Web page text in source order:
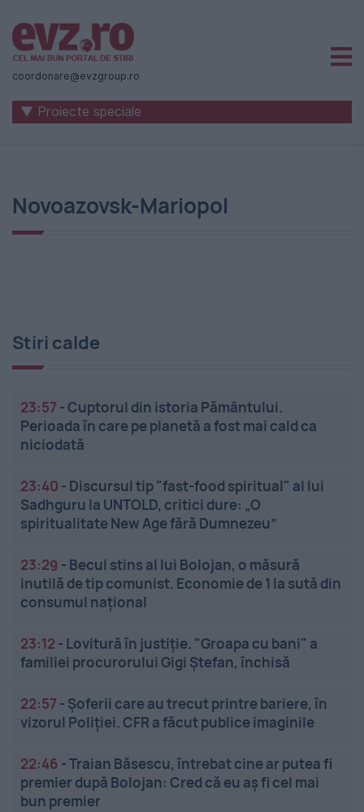
Știri
naționale
internaționale
-
Evenimentul
coordonare@evzgroup.ro
▼ Proiecte speciale
Novoazovsk-Mariopol
Stiri calde
23:57 -Cuptorul din istoria Pământului.
Perioada în care pe planetă a fost mai cald ca
niciodată
23:40 - Discursul tip "fast-food spiritual" al lui
Sadhguru la UNTOLD, critici dure: „O
spiritualitate New Age fără Dumnezeu”
23:29 - Becul stins al lui Bolojan, o măsură
inutilă de tip comunist. Economie de 1 la sută din
consumul național
23:12 - Lovitură în justiție. "Groapa cu bani" a
familiei procurorului Gigi Ștefan, închisă
22:57 - Șoferii care au trecut printre bariere, în
vizorul Poliției. CFR a făcut publice imaginile
22:46 -Traian Băsescu, întrebat cine ar putea fi
premier după Bolojan: Cred că eu aș fi cel mai
bun premier